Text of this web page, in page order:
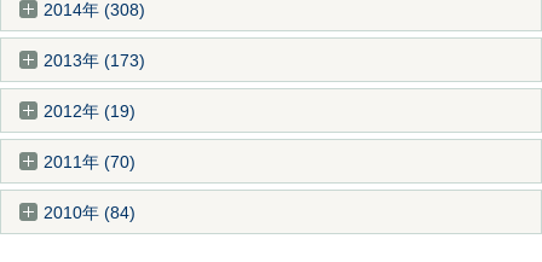
2014年 (308)
2013年 (173)
2012年 (19)
2011年 (70)
2010年 (84)